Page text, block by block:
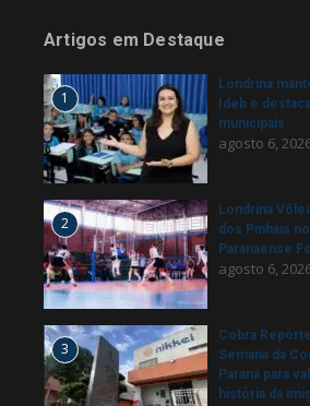
Artigos em Destaque
1
Londrina
Ideb e
municipais
agosto 6,
2
Londrina
dos Pinhais
Paranaense
agosto 6,
3
Cobra
Semana da
Paraná para
história da